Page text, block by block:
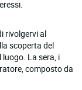
rivolgervi al
scoperta del
La sera, i
composto da